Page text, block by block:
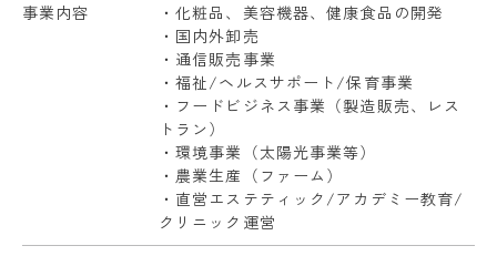
事業内容
・化粧品、美容機器、健康食品の開発
・国内外卸売
・通信販売事業
・福祉/ヘルスサポート/保育事業
・フードビジネス事業（製造販売、レス
トラン）
・環境事業（太陽光事業等）
・農業生産（ファーム）
・直営エステティック/アカデミー教育/
クリニック運営